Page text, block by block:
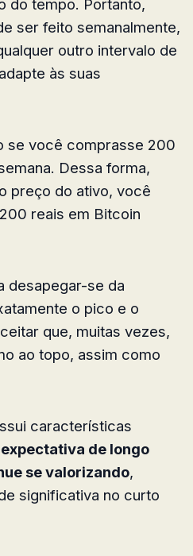
do tempo. Portanto,
ser feito semanalmente,
outro intervalo de
às suas
se você comprasse 200
Dessa forma,
preço do ativo, você
reais em Bitcoin
desapegar-se da
o pico e o
que, muitas vezes,
ao topo, assim como
características
de longo
se valorizando,
significativa no curto